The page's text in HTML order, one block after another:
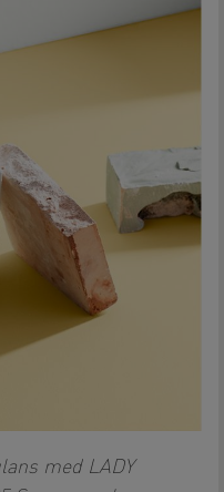
med LADY